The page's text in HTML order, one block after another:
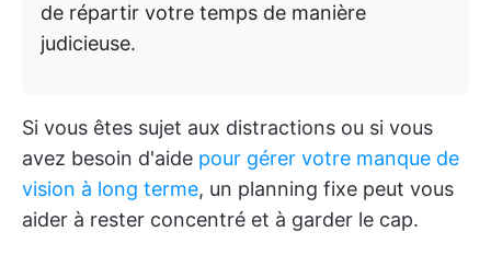
de répartir votre temps de manière
judicieuse.
Si vous êtes sujet aux distractions ou si vous
avez besoin d'aide pour gérer votre manque de
vision à long terme, un planning fixe peut vous
aider à rester concentré et à garder le cap.